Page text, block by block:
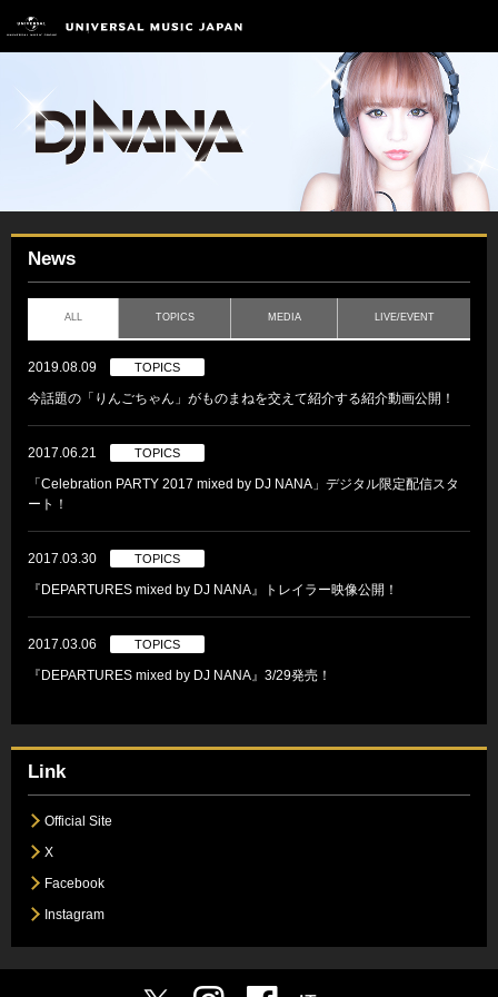
News
ALL TOPICS MEDIA LIVE/EVENT
2019.08.09 TOPICS
今話題の「りんごちゃん」がものまねを交えて紹介する紹介動画公開！
2017.06.21 TOPICS
「Celebration PARTY 2017 mixed by DJ NANA」デジタル限定配信スタ
ート！
2017.03.30 TOPICS
『DEPARTURES mixed by DJ NANA』トレイラー映像公開！
2017.03.06 TOPICS
『DEPARTURES mixed by DJ NANA』3/29発売！
Link
Official Site
X
Facebook
Instagram